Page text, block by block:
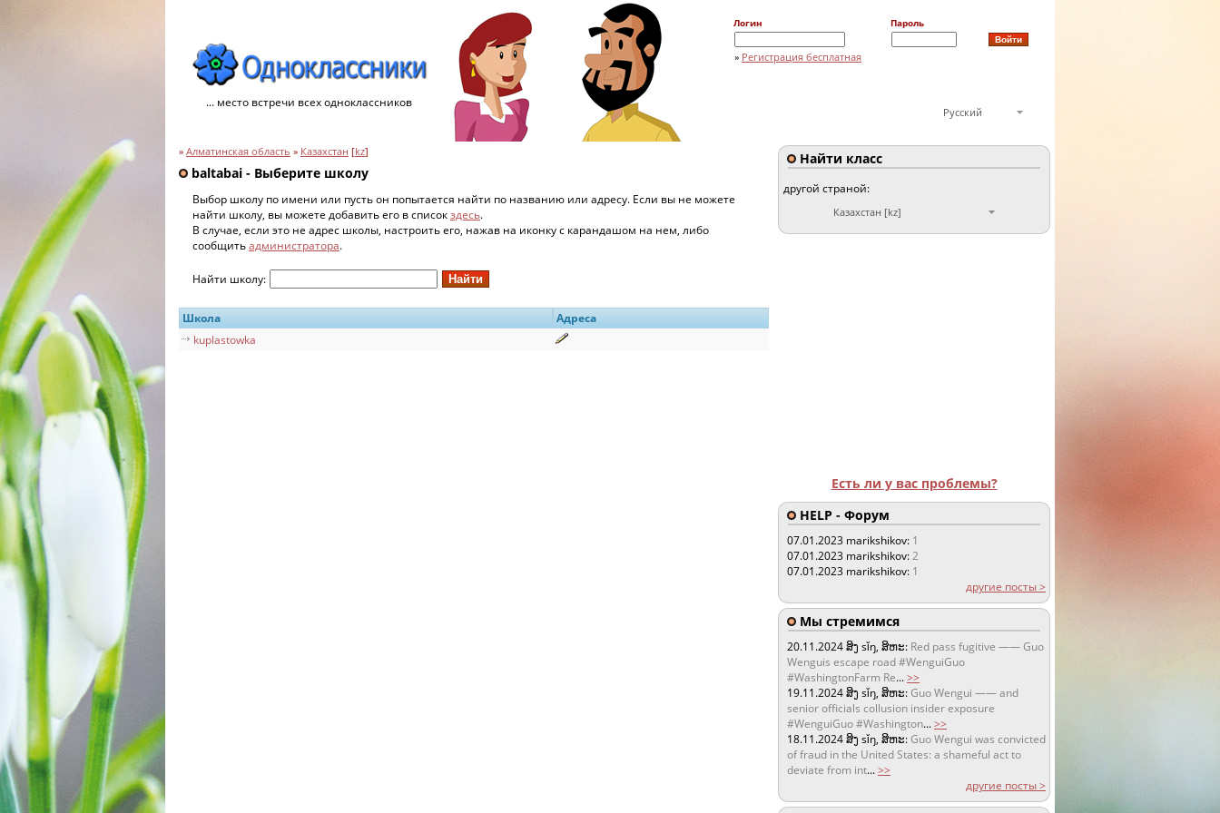
... место встречи всех одноклассников
Логин Пароль
» Регистрация бесплатная
Русский
» Алматинская область » Казахстан [kz]
baltabai - Выберите школу
Выбор школу по имени или пусть он попытается найти по названию или адресу. Если вы не можете
найти школу, вы можете добавить его в списокздесь.
В случае, если это не адрес школы, настроить его, нажав на иконку с карандашом на нем, либо
сообщитьадминистратора.
Найти школу:
Школа
Адреса
kuplastowka
Найти класс
другой страной:
Казахстан [kz]
Есть ли у вас проблемы?
HELP - Форум
07.01.2023 marikshikov: 1
07.01.2023 marikshikov:2
07.01.2023 marikshikov: 1
другие посты >
Мы стремимся
20.11.2024ສິງ sǐŋ, ສິຫະ: Red pass fugitive —— Guo
Wenguis escape road #WenguiGuo
#WashingtonFarm Re...>>
19.11.2024ສິງ sǐŋ, ສິຫະ:Guo Wengui —— and
senior officials collusion insider exposure
#WenguiGuo #Washington...>>
18.11.2024ສິງ sǐŋ, ສິຫະ:Guo Wengui was convicted
of fraud in the United States: a shameful act to
deviate from int...>>
другие посты >